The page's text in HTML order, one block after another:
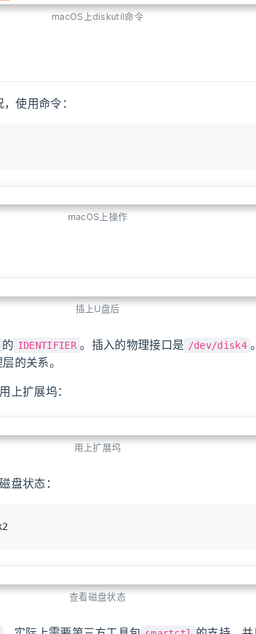
macOS上diskutil命令
使用命令：
macOS上操作
插上U盘后
的 IDENTIFIER 。插入的物理接口是 /dev/disk4
的关系。
上扩展坞：
用上扩展坞
盘状态：
查看磁盘状态